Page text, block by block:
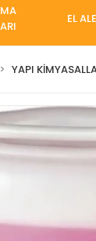
EL
YAPI